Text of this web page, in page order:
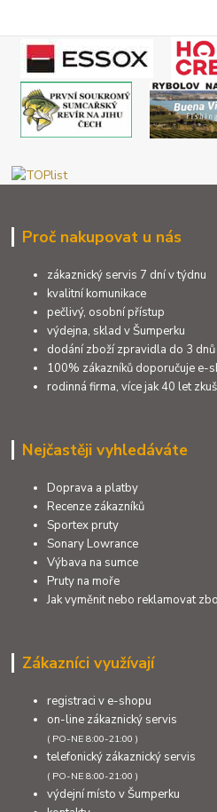
Proč nakupovat u nás
zákaznický servis 7 dní v týdnu
kvalitní komunikace
pečlivý, osobní přístup
výdejna, sklad v Šumperku
dodání zboží zpravidla do 3 dnů
100% zákazníků doporučuje e-
rodinná firma, více jak 40 let
Nejčastěji vyhledáváte
Doprava a platby
Recenze zákazníků
Sportex pruty
Sonary Lowrance
Výbava na sumce
Pruty na moře
Jak vyměnit nebo reklamovat
Zákazníci využívají
registraci v e-shopu
on-line zákaznický servis
( PO-NE 8:00-21:00 )
telefonický zákaznický servis
( PO-NE 8:00-21:00 )
výdejní místo v Šumperku